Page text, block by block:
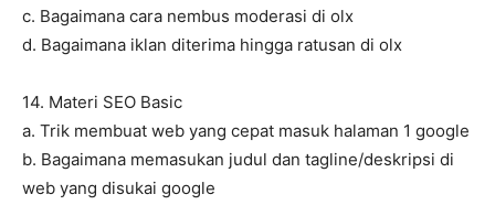
c. Bagaimana cara nembus moderasi di olx
d. Bagaimana iklan diterima hingga ratusan di olx
14. Materi SEO Basic
a. Trik membuat web yang cepat masuk halaman 1 google
b. Bagaimana memasukan judul dan tagline/deskripsi di
web yang disukai google